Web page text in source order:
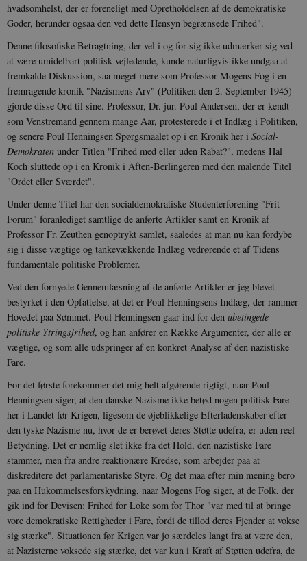
hvadsomhelst, der er foreneligt med Opretholdelsen af de demokratiske
Goder, herunder ogsaa den ved dette Hensyn begrænsede Frihed".
Denne filosofiske Betragtning, der vel i og for sig ikke udmærker sig ved
at være umidelbart politisk vejledende, kunde naturligvis ikke undgaa at
fremkalde Diskussion, saa meget mere som Professor Mogens Fog i en
fremragende kronik "Nazismens Arv" (Politiken den 2. September 1945)
gjorde disse Ord til sine. Professor, Dr. jur. Poul Andersen, der er kendt
som Venstremand gennem mange Aar, protesterede i et Indlæg i Politiken,
og senere Poul Henningsen Spørgsmaalet op i en Kronik her i Social-
Demokraten under Titlen "Frihed med eller uden Rabat?", medens Hal
Koch sluttede op i en Kronik i Aften-Berlingeren med den malende Titel
"Ordet eller Sværdet".
Under denne Titel har den socialdemokratiske Studenterforening "Frit
Forum" foranlediget samtlige de anførte Artikler samt en Kronik af
Professor Fr. Zeuthen genoptrykt samlet, saaledes at man nu kan fordybe
sig i disse vægtige og tankevækkende Indlæg vedrørende et af Tidens
fundamentale politiske Problemer.
Ved den fornyede Gennemlæsning af de anførte Artikler er jeg blevet
bestyrket i den Opfattelse, at det er Poul Henningsens Indlæg, der rammer
Hovedet paa Sømmet. Poul Henningsen gaar ind for den ubetingede
politiske Ytringsfrihed, og han anfører en Række Argumenter, der alle er
vægtige, og som alle udspringer af en konkret Analyse af den nazistiske
Fare.
For det første forekommer det mig helt afgørende rigtigt, naar Poul
Henningsen siger, at den danske Nazisme ikke betød nogen politisk Fare
her i Landet før Krigen, ligesom de øjeblikkelige Efterladenskaber efter
den tyske Nazisme nu, hvor de er berøvet deres Støtte udefra, er uden reel
Betydning. Det er nemlig slet ikke fra det Hold, den nazistiske Fare
stammer, men fra andre reaktionære Kredse, som arbejder paa at
diskreditere det parlamentariske Styre. Og det maa efter min mening bero
paa en Hukommelsesforskydning, naar Mogens Fog siger, at de Folk, der
gik ind for Devisen: Frihed for Loke som for Thor "var med til at bringe
vore demokratiske Rettigheder i Fare, fordi de tillod deres Fjender at vokse
sig stærke". Situationen før Krigen var jo særdeles langt fra at være den,
at Nazisterne voksede sig stærke, det var kun i Kraft af Støtten udefra, de